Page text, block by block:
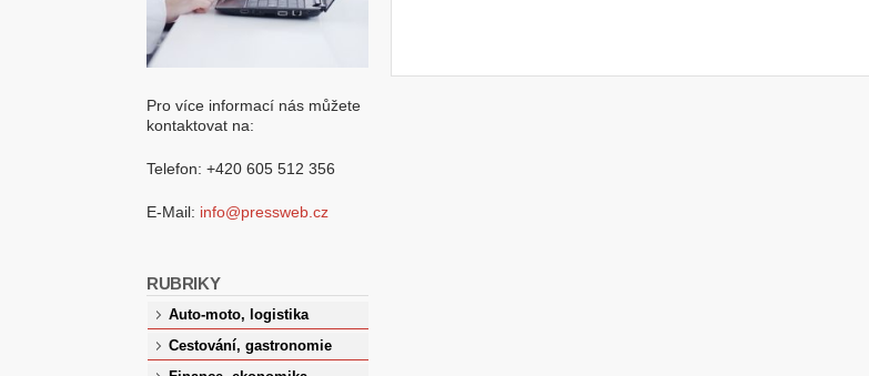
Pro více informací nás můžete
kontaktovat na:
Telefon: +420 605 512 356
E-Mail: info@pressweb.cz
RUBRIKY
Auto-moto, logistika
Cestování, gastronomie